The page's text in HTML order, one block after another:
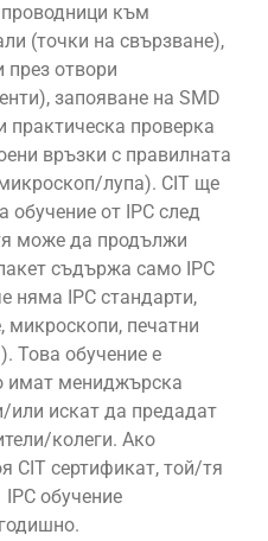
към
(точки на свързване),
през отвори
запояване на SMD
практическа проверка
връзки с правилната
лупа). CIT ще
обучение от IPC след
може да продължи
съдържа само IPC
няма IPC стандарти,
микроскопи, печатни
Това обучение е
имат мениджърска
или искат да предадат
колеги. Ако
CIT сертификат, той/тя
обучение